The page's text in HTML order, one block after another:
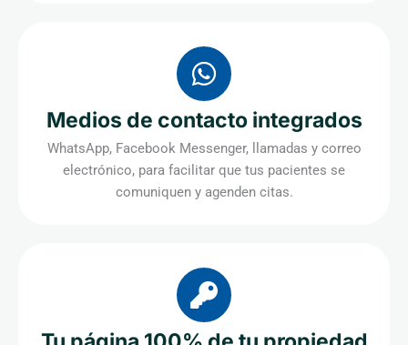
Medios de contacto integrados
WhatsApp, Facebook Messenger, llamadas y correo
electrónico, para facilitar que tus pacientes se
comuniquen y agenden citas.